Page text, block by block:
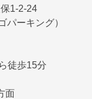
1-2-24
パーキング）
徒歩15分
面